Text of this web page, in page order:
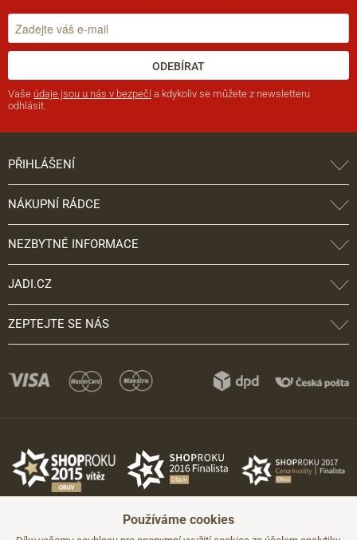
ODEBÍRAT
Vaše údaje jsou u nás v bezpečí a kdykoliv se můžete z newsletteru
odhlásit.
PŘIHLÁŠENÍ
NÁKUPNÍ RÁDCE
NEZBYTNÉ INFORMACE
JADI.CZ
ZEPTEJTE SE NÁS
Používáme cookies